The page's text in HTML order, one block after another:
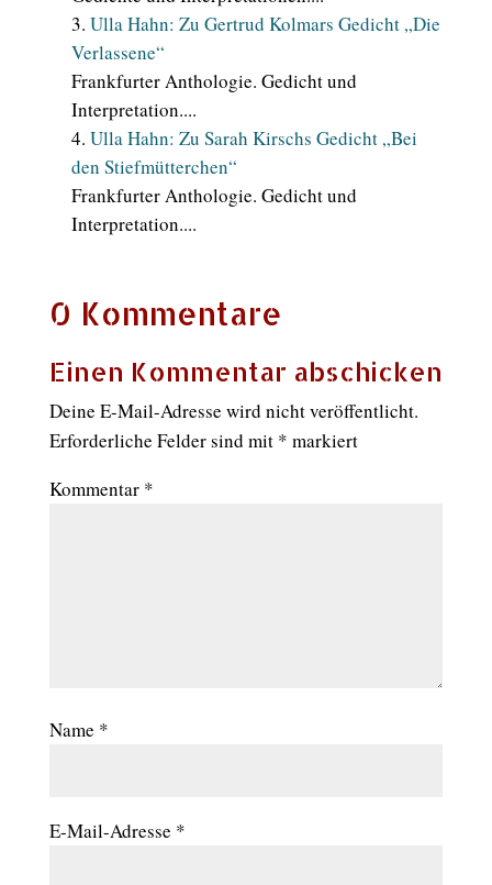
Ulla Hahn: Zu Gertrud Kolmars Gedicht „Die
Verlassene“
Frankfurter Anthologie. Gedicht und
Interpretation....
Ulla Hahn: Zu Sarah Kirschs Gedicht „Bei
den Stiefmütterchen“
Frankfurter Anthologie. Gedicht und
Interpretation....
0 Kommentare
Einen Kommentar abschicken
Deine E-Mail-Adresse wird nicht veröffentlicht.
Erforderliche Felder sind mit * markiert
Kommentar *
Name *
E-Mail-Adresse *